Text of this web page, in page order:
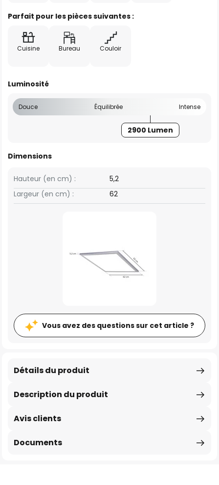
Parfait pour les pièces suivantes :
Cuisine Bureau Couloir
Luminosité
Douce Équilibrée Intense
2900 Lumen
Dimensions
Largeur (en cm) : 62
Hauteur (en cm) : 5,2
Vous avez des questions sur cet article ?
Description du produit
Détails du produit
Avis clients
Documents